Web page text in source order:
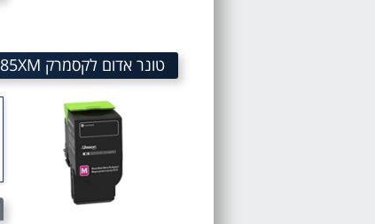
טונר אדום לקסמרק 785XM מק"ט 785XM Magenta Toner SKU 78C5XM0